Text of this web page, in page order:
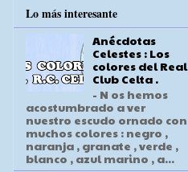
Lo más interesante
Anécdotas
Celestes : Los
colores del Real
Club Celta .
- N os hemos
acostumbrado a ver
nuestro escudo ornado con
muchos colores : negro ,
naranja , granate , verde ,
blanco , azul marino , a...